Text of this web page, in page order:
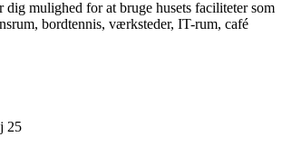
dig mulighed for at bruge husets faciliteter som
bordtennis, værksteder, IT-rum, café
25